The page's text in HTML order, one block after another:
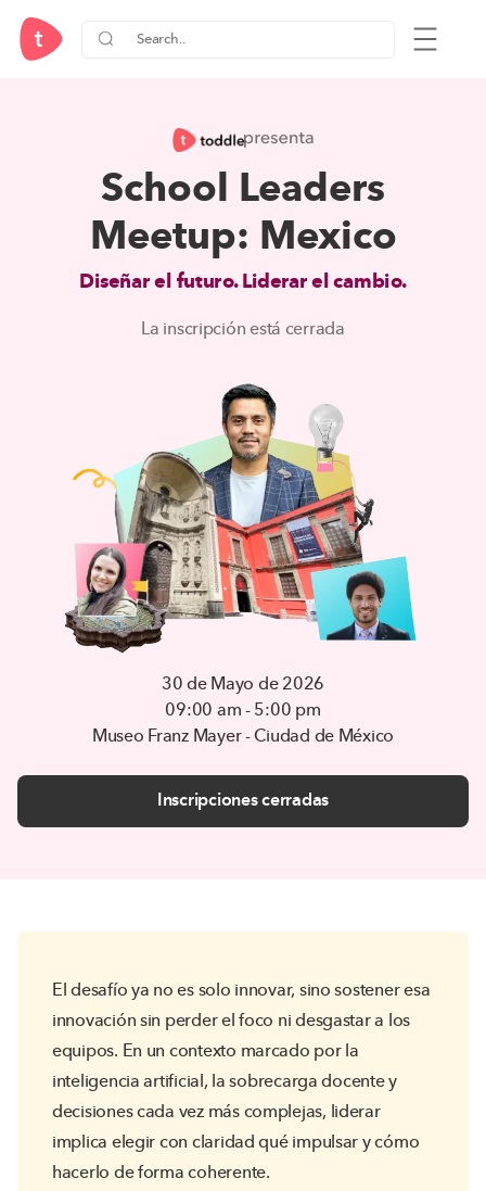
School Leaders
Meetup: Mexico
Diseñar el futuro. Liderar el cambio.
La inscripción está cerrada
30 de Mayo de 2026
09:00 am - 5:00 pm
Museo Franz Mayer - Ciudad de México
Inscripciones cerradas
El desafío ya no es solo innovar, sino sostener esa
innovación sin perder el foco ni desgastar a los
equipos. En un contexto marcado por la
inteligencia artificial, la sobrecarga docente y
decisiones cada vez más complejas, liderar
implica elegir con claridad qué impulsar y cómo
hacerlo de forma coherente.